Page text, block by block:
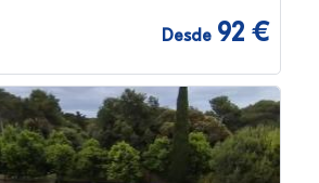
Desde 92 €